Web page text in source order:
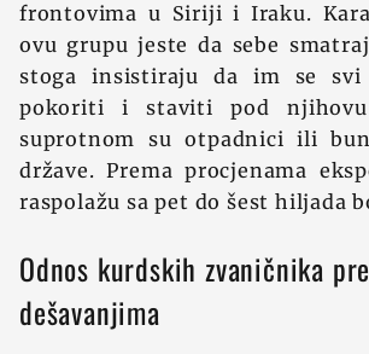
frontovima u Siriji i Iraku.
ovu grupu jeste da sebe
stoga insistiraju da im se svi
pokoriti i staviti pod
suprotnom su otpadnici ili
države. Prema procjenama
raspolažu sa pet do šest hiljada
Odnos kurdskih zvaničnika
dešavanjima